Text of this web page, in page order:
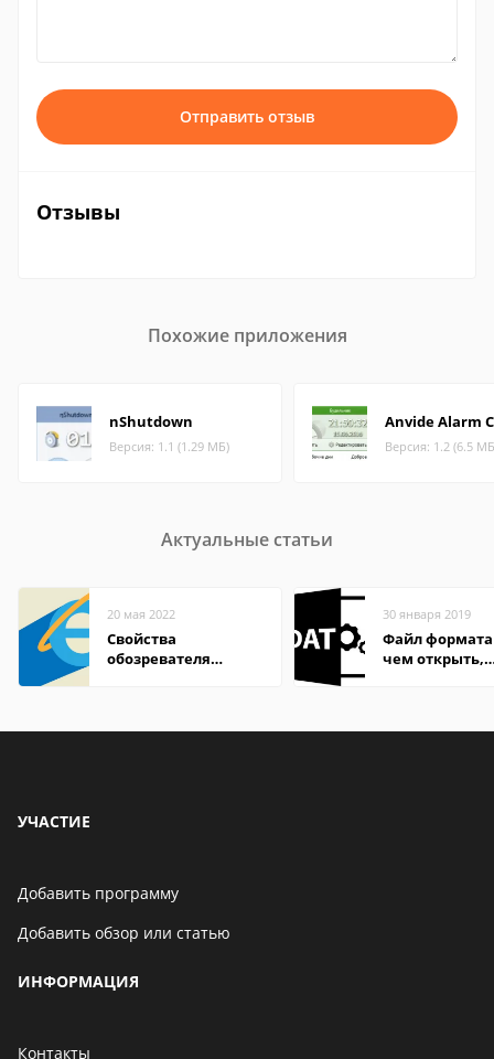
Отправить отзыв
Отзывы
Похожие приложения
nShutdown
Версия: 1.1 (1.29 МБ)
Anvide Alarm
Версия: 1.2 (6.5
Актуальные статьи
20 мая 2022
Свойства
обозревателя
30 января 2019
Файл формата
чем открыть,
УЧАСТИЕ
Добавить программу
Добавить обзор или статью
ИНФОРМАЦИЯ
Контакты